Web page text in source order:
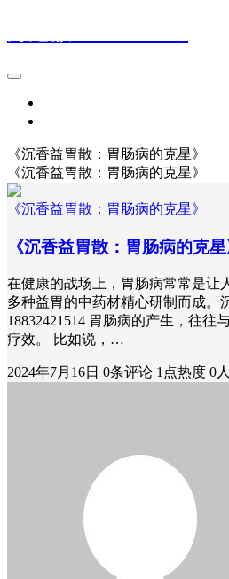
《沉香益胃散：胃肠病的克星》
《沉香益胃散：胃肠病的克星》
《沉香益胃散：胃肠病的克星》
《沉香益胃散：胃肠病的克星
在健康的战场上，胃肠病常常是让
多种益胃的中药材精心研制而成。
18832421514 胃肠病的产生，往
疗效。 比如说，…
2024年7月16日 0条评论 1点热度 0